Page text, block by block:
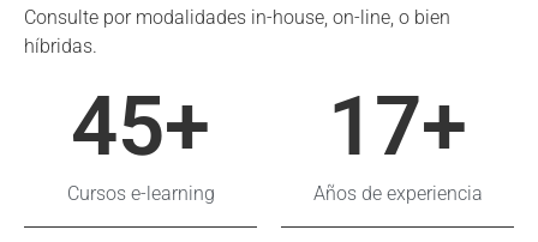
Consulte por modalidades in-house, on-line, o bien
híbridas.
45+
Cursos e-learning
17+
Años de experiencia